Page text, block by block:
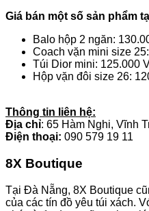
Giá bán một số sản phẩm
Balo hộp 2 ngăn:
Coach vặn mini size
Túi Dior mini: 125.000
Hộp vặn đôi size 26:
Thông tin liên hệ:
Địa chỉ: 65 Hàm Nghi, Vĩnh
Điện thoại: 090 579 19 11
8X Boutique
Tại Đà Nẵng, 8X Boutique
của các tín đồ yêu túi xách.